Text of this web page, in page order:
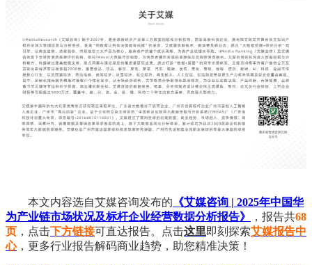
本文内容选自艾媒咨询发布的 《艾媒咨询 | 2025年中国华
为产业链市场状况及标杆企业经营数据分析报告》
，报告共68
页 ，点击下方链接可直达报告。点击这里即刻探索艾媒报告中
心，更多行业报告解码商业趋势，助您精准决策！